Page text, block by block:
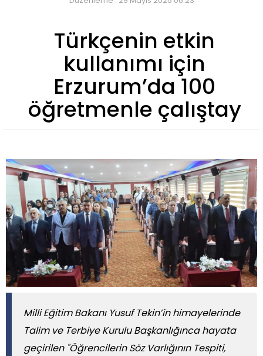
Türkçenin etkin
kullanımı için
Erzurum’da 100
öğretmenle çalıştay
​​​​​​​Milli Eğitim Bakanı Yusuf Tekin’in himayelerinde
Talim ve Terbiye Kurulu Başkanlığınca hayata
geçirilen "Öğrencilerin Söz Varlığının Tespiti,